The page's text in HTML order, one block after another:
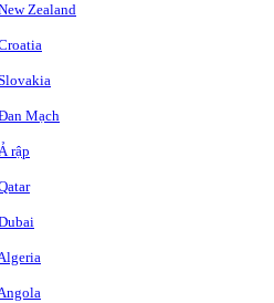
Zealand
Mạch
rập